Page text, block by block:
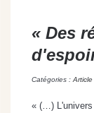
« Des
Catégories :
« (…) L'univers